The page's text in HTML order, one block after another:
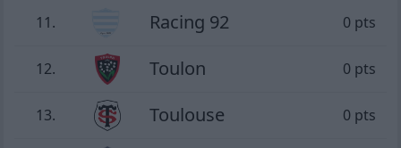
11. Racing 92 0 pts
12. Toulon 0 pts
13. Toulouse 0 pts